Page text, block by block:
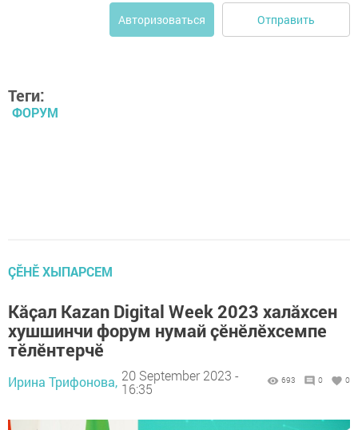
Авторизоваться Отправить
Теги:
ФОРУМ
ÇӖНӖ ХЫПАРСЕМ
Кăҫал Kazan Digital Week 2023 халăхсен
хушшинчи форум нумай ҫӗнӗлӗхсемпе
тĕлĕнтерчĕ
Ирина Трифонова, 20 September 2023 -
16:35
693 0 0